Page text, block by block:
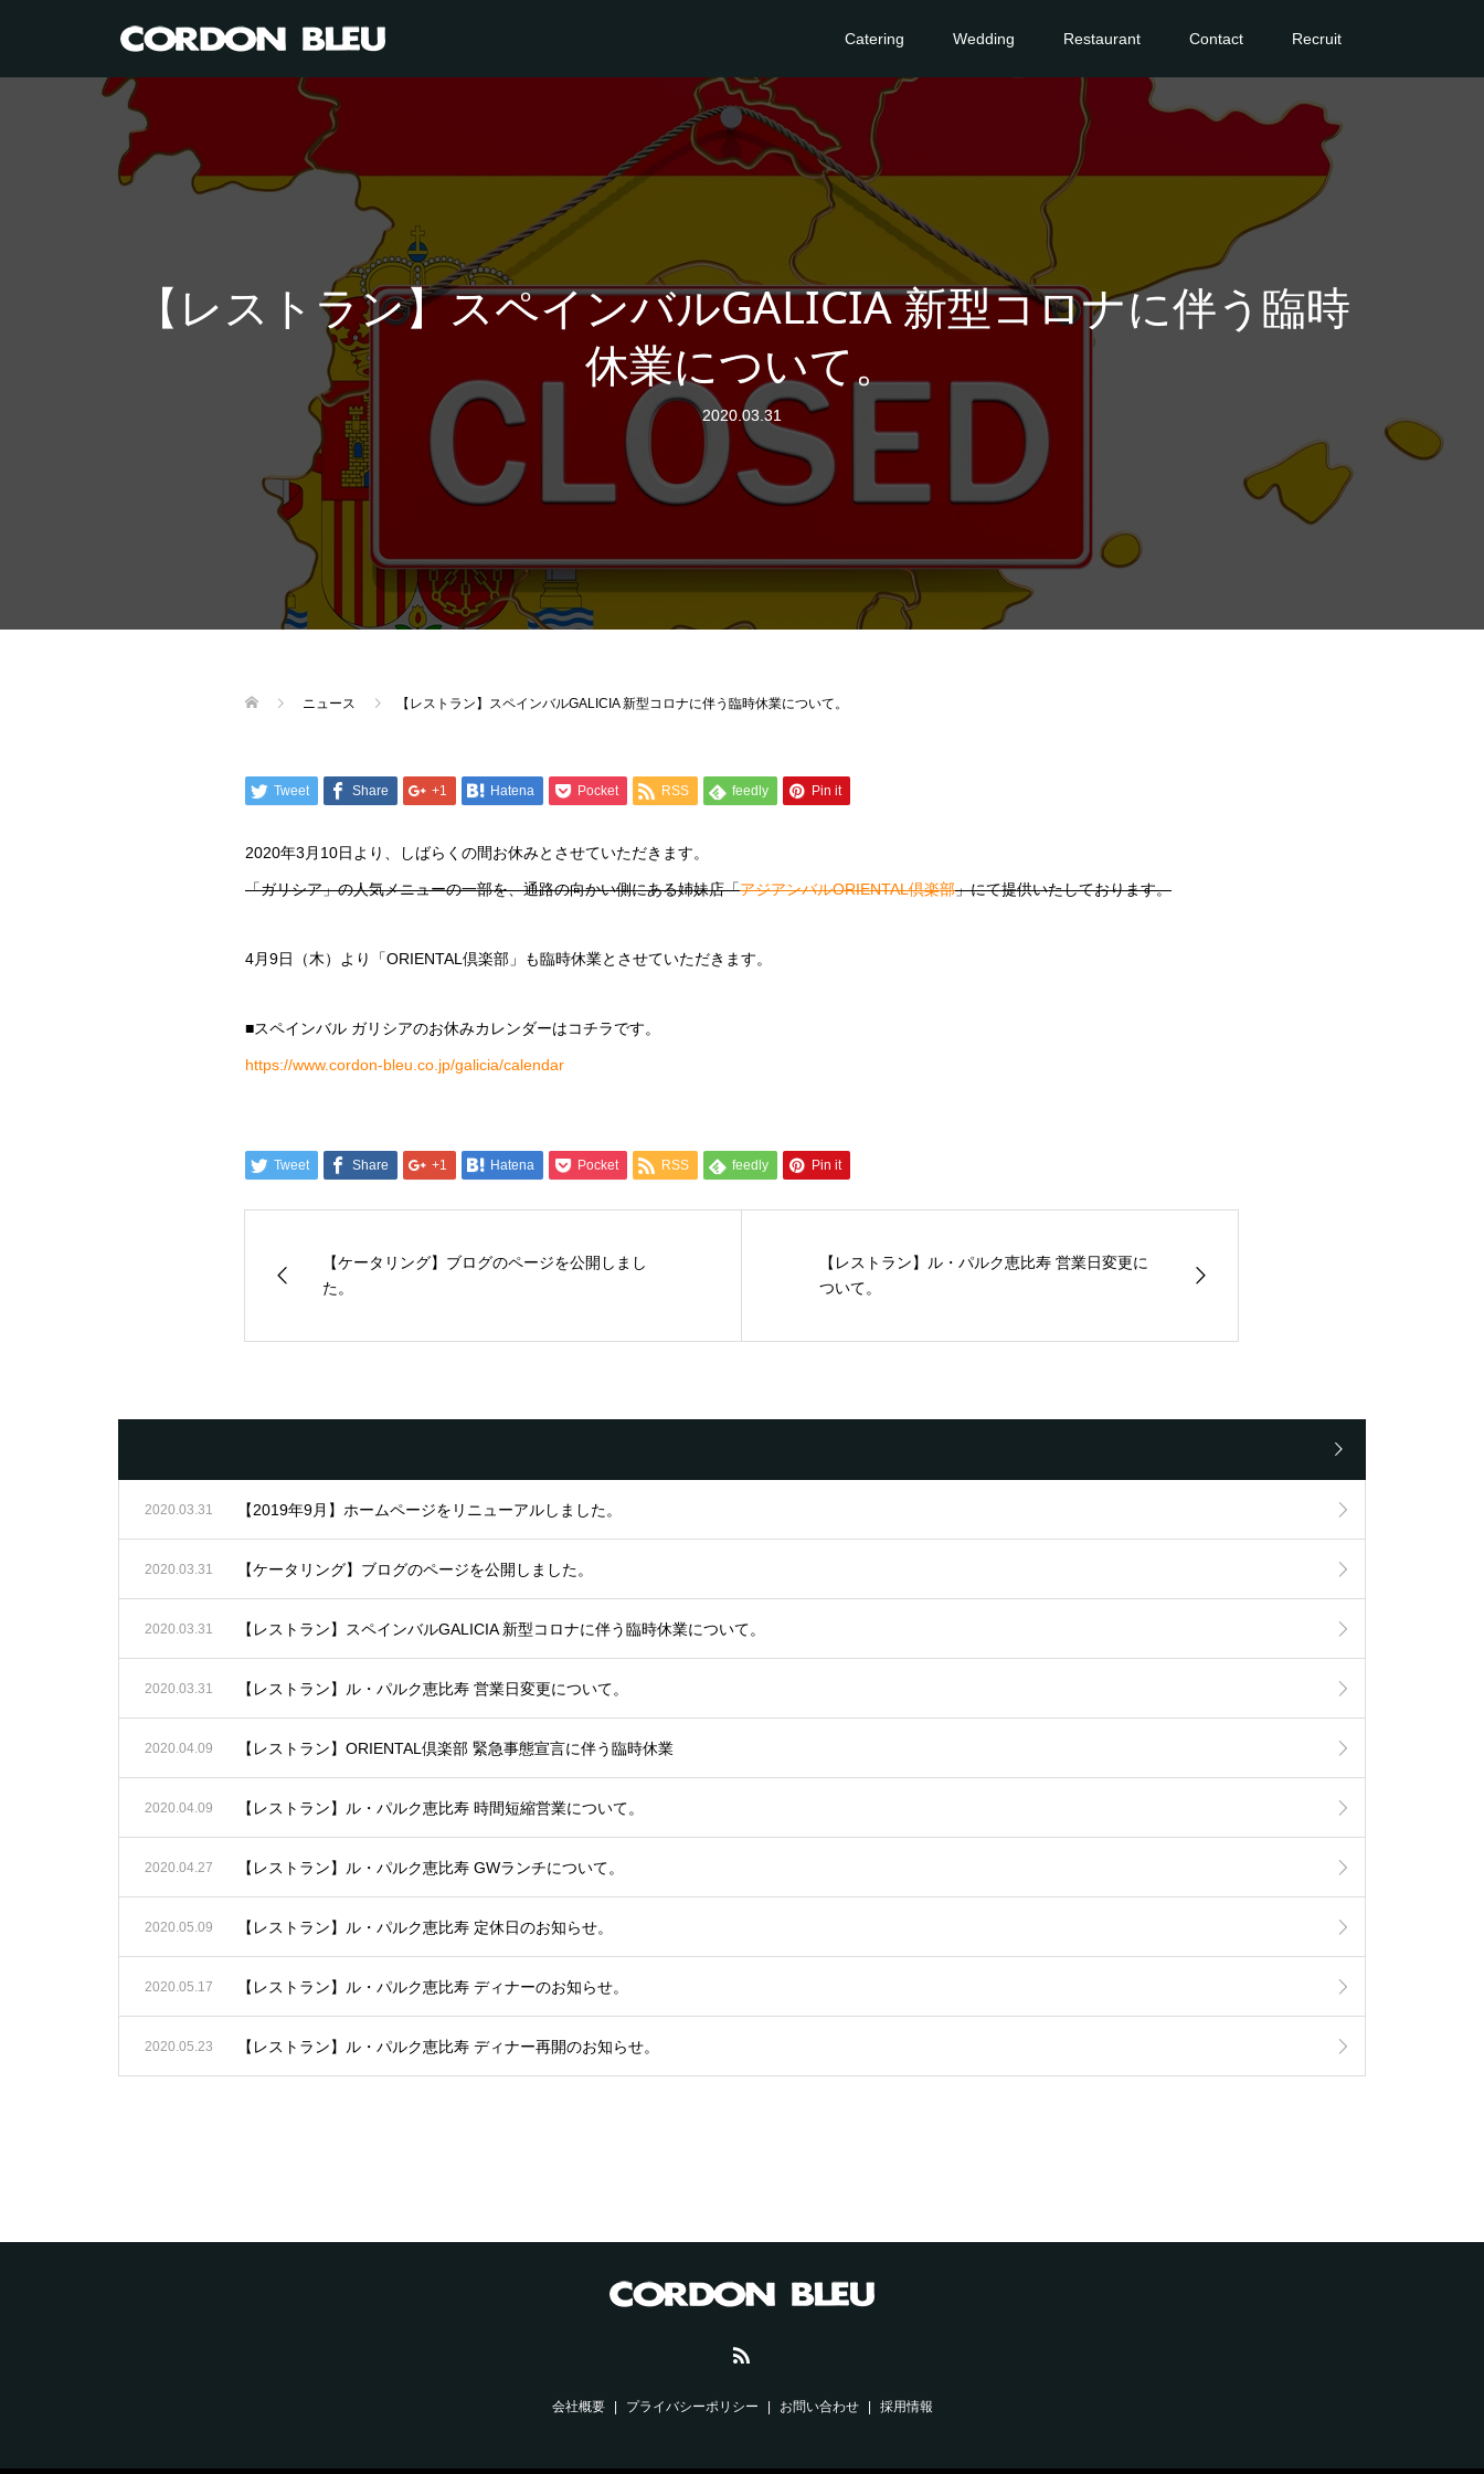
Catering Wedding Restaurant Contact Recruit
【レストラン】スペインバルGALICIA 新型コロナに伴う臨時
休業について。
2020.03.31
ニュース 【レストラン】スペインバルGALICIA 新型コロナに伴う臨時休業について。
Tweet Share +1 Hatena Pocket RSS feedly Pin it
2020年3月10日より、しばらくの間お休みとさせていただきます。
「ガリシア」の人気メニューの一部を、通路の向かい側にある姉妹店「アジアンバルORIENTAL倶楽部」にて提供いたしております。
4月9日（木）より「ORIENTAL倶楽部」も臨時休業とさせていただきます。
■スペインバル ガリシアのお休みカレンダーはコチラです。
https://www.cordon-bleu.co.jp/galicia/calendar
Tweet Share +1 Hatena Pocket RSS feedly Pin it
【ケータリング】ブログのページを公開しまし
た。
【レストラン】ル・パルク恵比寿 営業日変更に
ついて。
2020.03.31 【2019年9月】ホームページをリニューアルしました。
2020.03.31 【ケータリング】ブログのページを公開しました。
2020.03.31 【レストラン】スペインバルGALICIA 新型コロナに伴う臨時休業について。
2020.03.31 【レストラン】ル・パルク恵比寿 営業日変更について。
2020.04.09 【レストラン】ORIENTAL倶楽部 緊急事態宣言に伴う臨時休業
2020.04.09 【レストラン】ル・パルク恵比寿 時間短縮営業について。
2020.04.27 【レストラン】ル・パルク恵比寿 GWランチについて。
2020.05.09 【レストラン】ル・パルク恵比寿 定休日のお知らせ。
2020.05.17 【レストラン】ル・パルク恵比寿 ディナーのお知らせ。
2020.05.23 【レストラン】ル・パルク恵比寿 ディナー再開のお知らせ。
会社概要 プライバシーポリシー お問い合わせ 採用情報